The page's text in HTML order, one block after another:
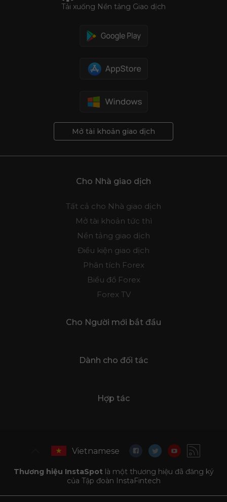
Tải xuống Nền tảng Giao dịch
Mở tài khoản giao dịch
Cho Nhà giao dịch
Tất cả cho Nhà giao dịch
Mở tài khoản tức thì
Nền tảng giao dịch
Điều kiện giao dịch
Phân tích Forex
Biểu đồ Forex
Forex TV
Cho Người mới bắt đầu
Dành cho đối tác
Hợp tác
Vietnamese
Thương hiệu InstaSpot là một thương hiệu đã đăng ký
của Tập đoàn InstaFintech